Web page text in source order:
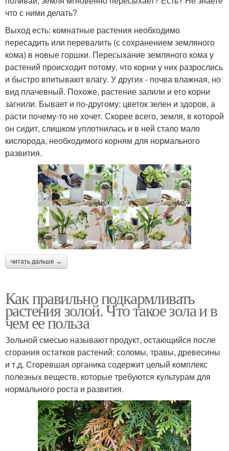
что с ними делать?
Выход есть: комнатные растения необходимо
пересадить или перевалить (с сохранением земляного
кома) в новые горшки. Пересыхание земляного кома у
растений происходит потому, что корни у них разрослись
и быстро впитывают влагу. У других - почва влажная, но
вид плачевный. Похоже, растение залили и его корни
загнили. Бывает и по-другому: цветок зелен и здоров, а
расти почему-то не хочет. Скорее всего, земля, в которой
он сидит, слишком уплотнилась и в ней стало мало
кислорода, необходимого корням для нормального
развития.
читать дальше →
Как правильно подкармливать
растения золой. Что такое зола и в
чем ее польза
Зольной смесью называют продукт, остающийся после
сгорания остатков растений: соломы, травы, древесины
и т.д. Сгоревшая органика содержит целый комплекс
полезных веществ, которые требуются культурам для
нормального роста и развития.